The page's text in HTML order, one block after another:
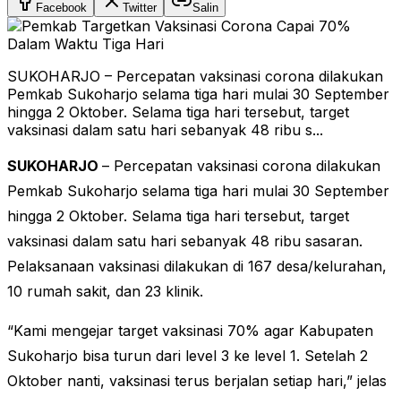
Facebook Twitter Salin
SUKOHARJO – Percepatan vaksinasi corona dilakukan
Pemkab Sukoharjo selama tiga hari mulai 30 September
hingga 2 Oktober. Selama tiga hari tersebut, target
vaksinasi dalam satu hari sebanyak 48 ribu s...
SUKOHARJO – Percepatan vaksinasi corona dilakukan
Pemkab Sukoharjo selama tiga hari mulai 30 September
hingga 2 Oktober. Selama tiga hari tersebut, target
vaksinasi dalam satu hari sebanyak 48 ribu sasaran.
Pelaksanaan vaksinasi dilakukan di 167 desa/kelurahan,
10 rumah sakit, dan 23 klinik.
“Kami mengejar target vaksinasi 70% agar Kabupaten
Sukoharjo bisa turun dari level 3 ke level 1. Setelah 2
Oktober nanti, vaksinasi terus berjalan setiap hari,” jelas